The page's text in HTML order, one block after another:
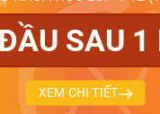
SAU 1
XEM CHI TIẾT